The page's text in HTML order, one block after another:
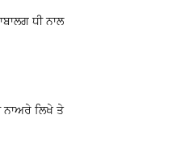
ਧੀ ਨਾਲ
ਨਾਅਰੇ ਲਿਖੇ ਤੇ